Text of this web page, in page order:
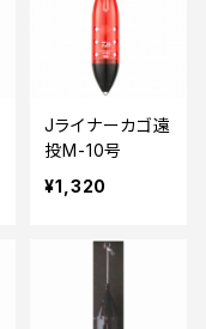
Jライナーカゴ遠
投M-10号
¥1,320